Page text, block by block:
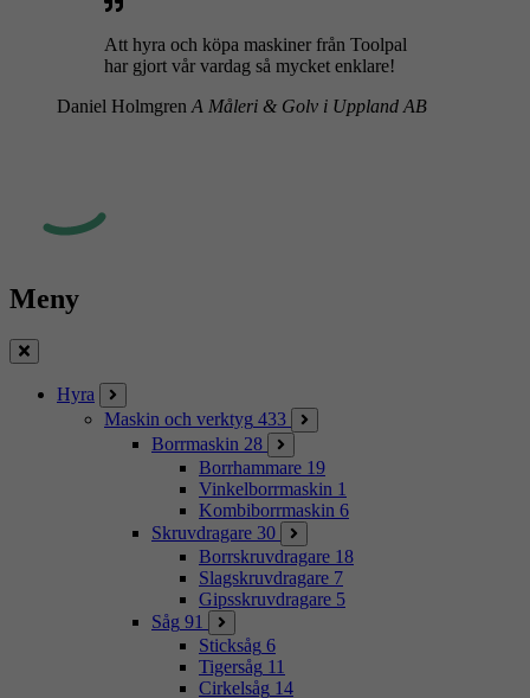
Att hyra och köpa maskiner från Toolpal
har gjort vår vardag så mycket enklare!
Daniel Holmgren A Måleri & Golv i Uppland AB
Meny
Stäng
Hyra
Maskin och verktyg 433
Borrmaskin 28
Borrhammare 19
Vinkelborrmaskin 1
Kombiborrmaskin 6
Skruvdragare 30
Borrskruvdragare 18
Slagskruvdragare 7
Gipsskruvdragare 5
Såg 91
Sticksåg 6
Tigersåg 11
Cirkelsåg 14